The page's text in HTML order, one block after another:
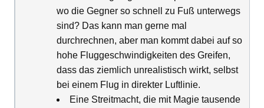
wo die Gegner so schnell zu Fuß unterwegs
sind? Das kann man gerne mal
durchrechnen, aber man kommt dabei auf so
hohe Fluggeschwindigkeiten des Greifen,
dass das ziemlich unrealistisch wirkt, selbst
bei einem Flug in direkter Luftlinie.
Eine Streitmacht, die mit Magie tausende